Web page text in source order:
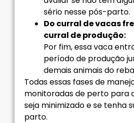
sério nesse pós-parto.
Do curral de vacas
curral de produção:
Por fim, essa vaca
período de produção
demais animais do
Todas essas fases de
monitoradas de perto para
seja minimizado e se tenha
parto.